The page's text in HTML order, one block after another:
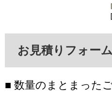
お見積りフォーム
■ 数量のまとまった